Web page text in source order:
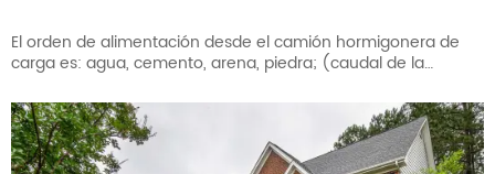
El orden de alimentación desde el camión hormigonera de
carga es: agua, cemento, arena, piedra; (caudal de la
hormigón por favor configure según los requisitos de
construcción.